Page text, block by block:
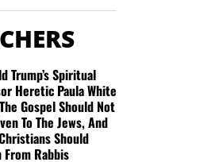
Trump’s Spiritual
Heretic Paula White
Gospel Should Not
To The Jews, And
Should
From Rabbis